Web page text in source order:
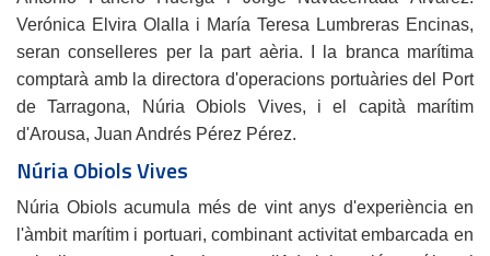
Verónica Elvira Olalla i María Teresa Lumbreras Encinas,
seran conselleres per la part aèria. I la branca marítima
comptarà amb la directora d'operacions portuàries del Port
de Tarragona, Núria Obiols Vives, i el capità marítim
d'Arousa, Juan Andrés Pérez Pérez.
Núria Obiols Vives
Núria Obiols acumula més de vint anys d'experiència en
l'àmbit marítim i portuari, combinant activitat embarcada en